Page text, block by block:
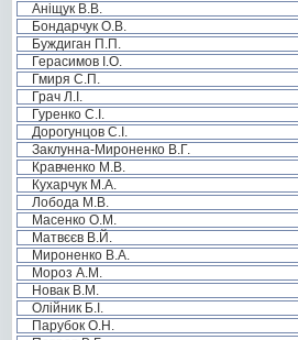
Аніщук В.В.
Бондарчук О.В.
Буждиган П.П.
Герасимов І.О.
Гмиря С.П.
Грач Л.І.
Гуренко С.І.
Дорогунцов С.І.
Заклунна-Мироненко В.Г.
Кравченко М.В.
Кухарчук М.А.
Лобода М.В.
Масенко О.М.
Матвєєв В.Й.
Мироненко В.А.
Мороз А.М.
Новак В.М.
Олійник Б.І.
Парубок О.Н.